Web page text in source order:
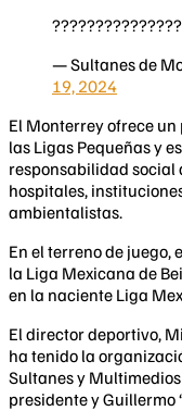
— Sultanes de
19, 2024
El Monterrey ofrece
las Ligas Pequeñas y
responsabilidad social
hospitales,
ambientalistas.
En el terreno de juego,
la Liga Mexicana de
en la naciente Liga
El director deportivo,
ha tenido la
Sultanes y
presidente y Guillermo